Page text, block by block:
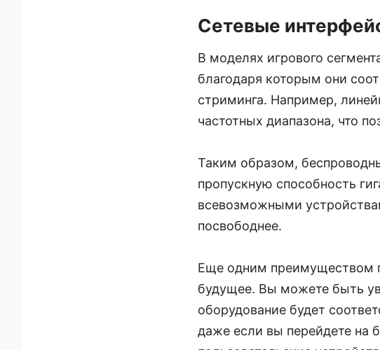
Сетевые
В моделях игрового
благодаря которым они
стриминга. Например,
частотных диапазона, что
Таким образом,
пропускную способность
всевозможными
посвободнее.
Еще одним преимуществом
будущее. Вы можете быть
оборудование будет
даже если вы перейдете на